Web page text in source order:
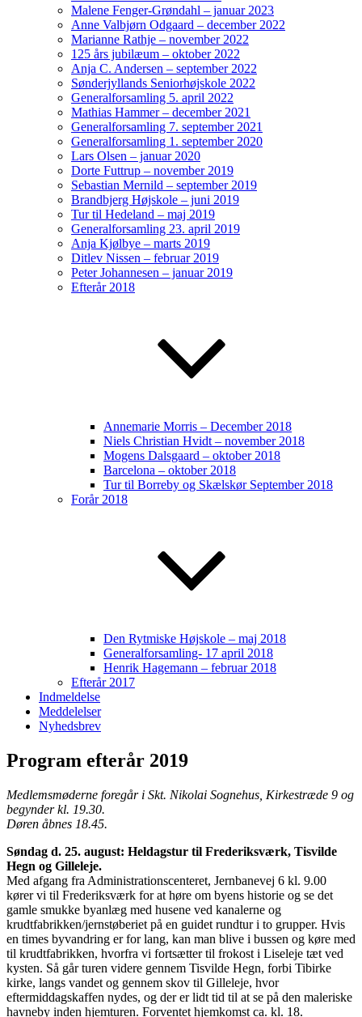
Malene Fenger-Grøndahl – januar 2023
Anne Valbjørn Odgaard – december 2022
Marianne Rathje – november 2022
125 års jubilæum – oktober 2022
Anja C. Andersen – september 2022
Sønderjyllands Seniorhøjskole 2022
Generalforsamling 5. april 2022
Mathias Hammer – december 2021
Generalforsamling 7. september 2021
Generalforsamling 1. september 2020
Lars Olsen – januar 2020
Dorte Futtrup – november 2019
Sebastian Mernild – september 2019
Brandbjerg Højskole – juni 2019
Tur til Hedeland – maj 2019
Generalforsamling 23. april 2019
Anja Kjølbye – marts 2019
Ditlev Nissen – februar 2019
Peter Johannesen – januar 2019
Efterår 2018
Annemarie Morris – December 2018
Niels Christian Hvidt – november 2018
Mogens Dalsgaard – oktober 2018
Barcelona – oktober 2018
Tur til Borreby og Skælskør September 2018
Forår 2018
Den Rytmiske Højskole – maj 2018
Generalforsamling- 17 april 2018
Henrik Hagemann – februar 2018
Efterår 2017
Indmeldelse
Meddelelser
Nyhedsbrev
Program efterår 2019
Medlemsmøderne foregår i Skt. Nikolai Sognehus, Kirkestræde 9 og
begynder kl. 19.30.
Døren åbnes 18.45.
Søndag d. 25. august: Heldagstur til Frederiksværk, Tisvilde
Hegn og Gilleleje.
Med afgang fra Administrationscenteret, Jernbanevej 6 kl. 9.00
kører vi til Frederiksværk for at høre om byens historie og se det
gamle smukke byanlæg med husene ved kanalerne og
krudtfabrikken/jernstøberiet på en guidet rundtur i to grupper. Hvis
en times byvandring er for lang, kan man blive i bussen og køre med
til krudtfabrikken, hvorfra vi fortsætter til frokost i Liseleje tæt ved
kysten. Så går turen videre gennem Tisvilde Hegn, forbi Tibirke
kirke, langs vandet og gennem skov til Gilleleje, hvor
eftermiddagskaffen nydes, og der er lidt tid til at se på den maleriske
havneby inden hjemturen. Forventet hjemkomst ca. kl. 18.